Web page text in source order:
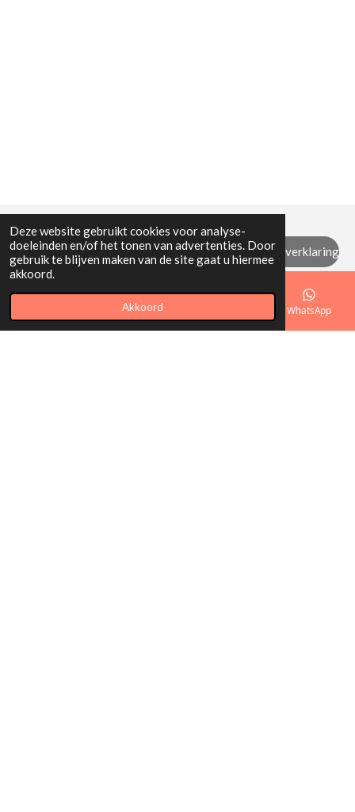
Deze website gebruikt cookies voor analyse-
doeleinden en/of het tonen van advertenties. Door
gebruik te blijven maken van de site gaat u hiermee
akkoord.
Akkoord
Algemene (retour) voorwaarden / privacyverklaring
© 2021 - 2026 Mi Mamita
Telefoonnummer WhatsApp